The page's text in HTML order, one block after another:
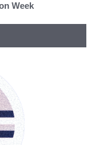
Week